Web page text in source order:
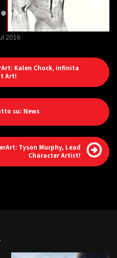
2016
Kalen Chock, infinita
Art!
su: News
Tyson Murphy, Lead
Character Artist!